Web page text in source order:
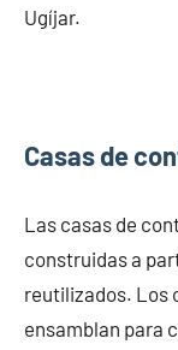
Ugíjar.
Casas de
Las casas de
construidas a
reutilizados. Los
ensamblan para